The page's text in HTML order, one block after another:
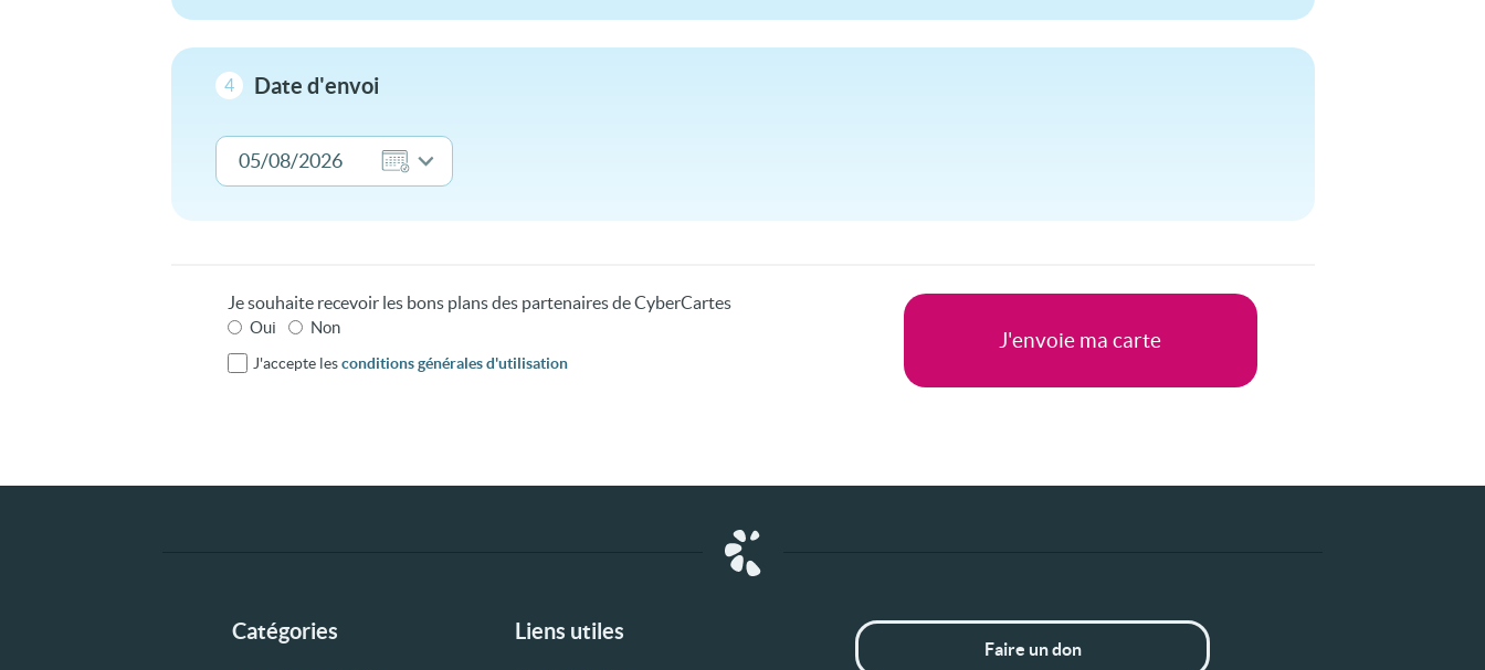
4 Date d'envoi
Je souhaite recevoir les bons plans des partenaires de CyberCartes
Oui Non
J'accepte lesconditions générales d'utilisation
Catégories Liens utiles
Faire un don